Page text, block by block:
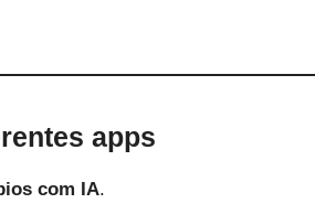
apps
com IA.